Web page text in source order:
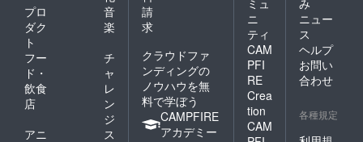
プロ
ダク
ト
音
楽
フー
ド・
飲食
店
チ
ャ
レ
ン
ジ
アニ
ス
請
求
クラウドファ
ンディングの
ノウハウを無
料で学ぼう
CAMPFIRE
アカデミー
ミュ
ニ
ティ
CAM
PFI
RE
Crea
tion
CAM
み
ニュー
ス
ヘルプ
お問い
合わせ
各種規定